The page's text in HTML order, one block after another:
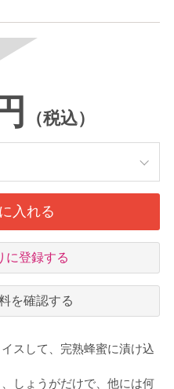
（税込）
入れる
に登録する
を確認する
スして、完熟蜂蜜に漬け込
しょうがだけで、他には何